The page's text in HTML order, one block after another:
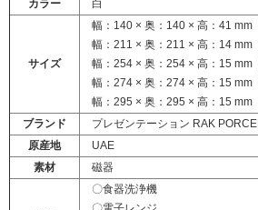
カラー 白
サイズ
幅：140 × 奥：140 × 高：41 mm
幅：211 × 奥：211 × 高：14 mm
幅：254 × 奥：254 × 高：15 mm
幅：274 × 奥：274 × 高：15 mm
幅：295 × 奥：295 × 高：15 mm
ブランド
プレゼンテーション RAK
原産地
UAE
素材
磁器
〇食器洗浄機